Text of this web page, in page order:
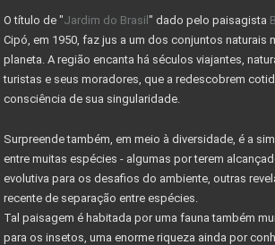
CASAS PRÉ-FABRICADAS MAIS BARATAS E
Valor máximo imóvel pago FGTS sobe para
AS 10 LEIS DO INVESTIMENTO EM IMÓVEIS
MERCADO DE RESERVA LEGAL ABRE
O QUE É RESERVA LEGAL
O QUE SÃO ÁREAS DE PRESERVAÇÃO
O título de "Jardim do Brasil " dado pelo paisagista
Cipó, em 1950, faz jus a um dos conjuntos naturais
planeta. A região encanta há séculos viajantes,
turistas e seus moradores, que a redescobrem
consciência de sua singularidade.
Surpreende também, em meio à diversidade, é a
entre muitas espécies - algumas por terem
evolutiva para os desafios do ambiente, outras
recente de separação entre espécies.
Tal paisagem é habitada por uma fauna também
para os insetos, uma enorme riqueza ainda por